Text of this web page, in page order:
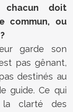
chacun doit
commun, ou
garde son
pas gênant,
destinés au
guide. Ce qui
clarté des